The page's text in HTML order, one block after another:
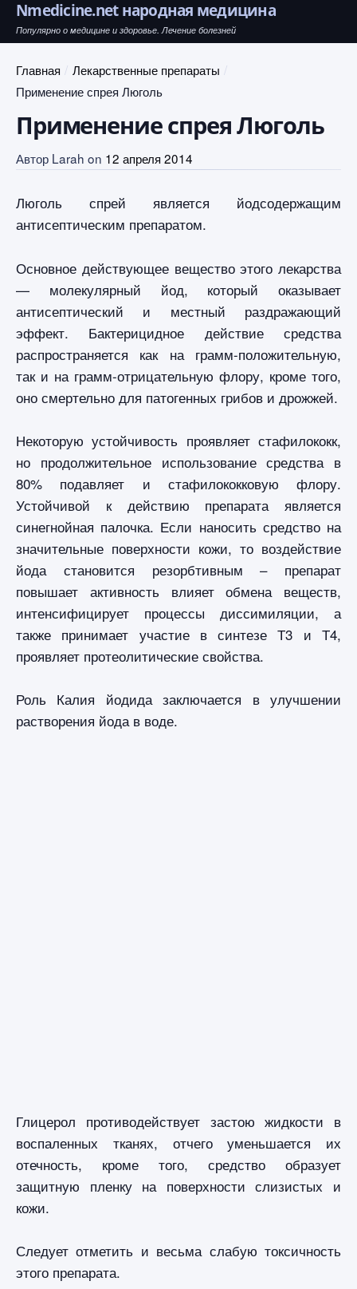
Nmedicine.net народная медицина
Популярно о медицине и здоровье. Лечение болезней
Главная
Лекарственные препараты
Применение спрея Люголь
Применение спрея Люголь
Автор Larah on 12 апреля 2014
Люголь спрей является йодсодержащим
антисептическим препаратом.
Основное действующее вещество этого лекарства
— молекулярный йод, который оказывает
антисептический и местный раздражающий
эффект. Бактерицидное действие средства
распространяется как на грамм-положительную,
так и на грамм-отрицательную флору, кроме того,
оно смертельно для патогенных грибов и дрожжей.
Некоторую устойчивость проявляет стафилококк,
но продолжительное использование средства в
80% подавляет и стафилококковую флору.
Устойчивой к действию препарата является
синегнойная палочка. Если наносить средство на
значительные поверхности кожи, то воздействие
йода становится резорбтивным – препарат
повышает активность влияет обмена веществ,
интенсифицирует процессы диссимиляции, а
также принимает участие в синтезе Т3 и Т4,
проявляет протеолитические свойства.
Роль Калия йодида заключается в улучшении
растворения йода в воде.
Глицерол противодействует застою жидкости в
воспаленных тканях, отчего уменьшается их
отечность, кроме того, средство образует
защитную пленку на поверхности слизистых и
кожи.
Следует отметить и весьма слабую токсичность
этого препарата.